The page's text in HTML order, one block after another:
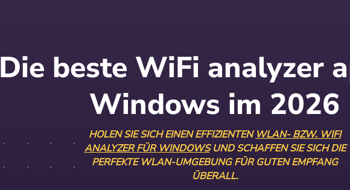
Die beste WiFi analyzer
Windows im 2026
HOLEN SIE SICH EINEN EFFIZIENTEN WLAN- BZW. WIFI
ANALYZER FÜR WINDOWSUND SCHAFFEN SIE SICH DIE
PERFEKTE WLAN-UMGEBUNG FÜR GUTEN EMPFANG
ÜBERALL.